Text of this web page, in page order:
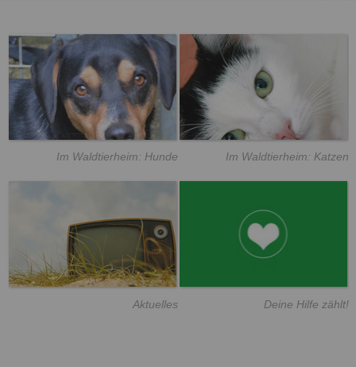
Im Waldtierheim: Hunde Im Waldtierheim: Katzen
Aktuelles Deine Hilfe zählt!